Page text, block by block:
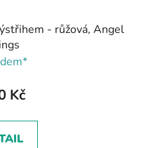
- růžová, Angel
Kč